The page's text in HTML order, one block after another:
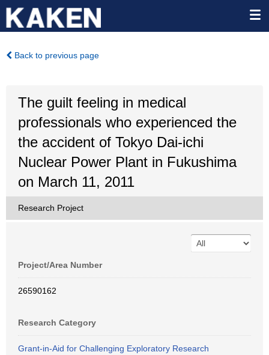
Back to previous page
The guilt feeling in medical
professionals who experienced the
the accident of Tokyo Dai-ichi
Nuclear Power Plant in Fukushima
on March 11, 2011
Research Project
Project/Area Number
26590162
Research Category
Grant-in-Aid for Challenging Exploratory Research